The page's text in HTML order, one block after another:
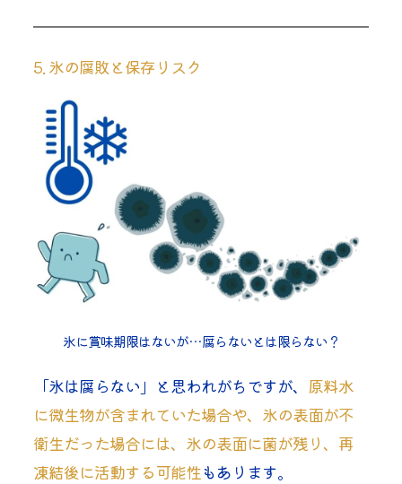
5. 氷の腐敗と保存リスク
氷に賞味期限はないが…腐らないとは限らない？
「氷は腐らない」と思われがちですが、 原料水
に微生物が含まれていた場合や、氷の表面が不
衛生だった場合には、氷の表面に菌が残り、再
凍結後に活動する可能性もあります。